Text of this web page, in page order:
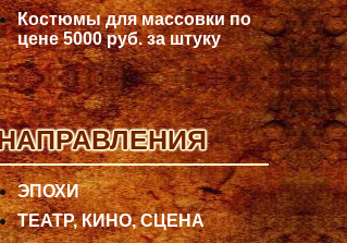
Костюмы для массовки по
цене 5000 руб. за штуку
ЭПОХИ
ТЕАТР, КИНО, СЦЕНА